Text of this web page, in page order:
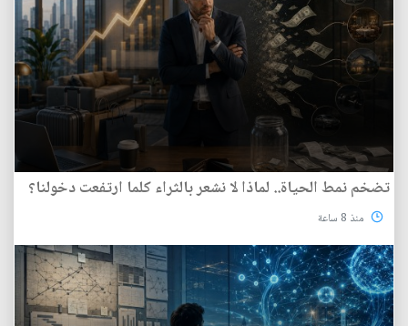
تضخم نمط الحياة.. لماذا لا نشعر بالثراء كلما ارتفعت دخولنا؟
منذ 8 ساعة